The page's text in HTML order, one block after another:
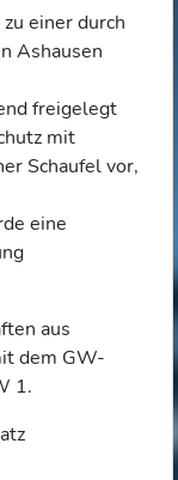
einer durch
Ashausen
freigelegt
mit
Schaufel vor,
eine
aus
dem GW-
1.